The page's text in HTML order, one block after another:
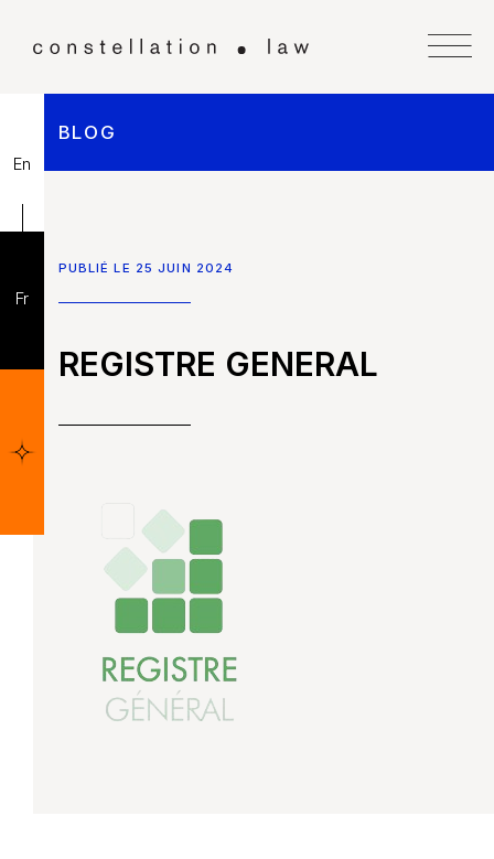
En
Fr
BLOG
PUBLIÉ LE 25 JUIN 2024
REGISTRE GENERAL